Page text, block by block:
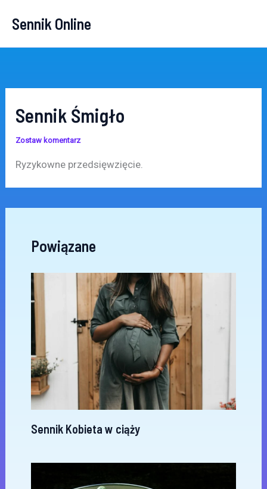
Sennik Online
Sennik Śmigło
Zostaw komentarz
Ryzykowne przedsięwzięcie.
Powiązane
Sennik Kobieta w ciąży